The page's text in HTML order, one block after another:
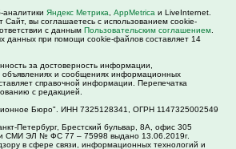
аналитики Яндекс Метрика AppMetrica и LiveInternet.
Сайт, вы соглашаетесь с использованием cookie-
с данным Пользовательским соглашением
данных при помощи cookie-файлов составляет 14
за достоверность информации,
объявлениях и сообщениях информационных
справочной информации. Перепечатка
с редакцией.
Бюро". ИНН 7325128341, ОГРН 1147325002549
Петербург, Брестский бульвар, 8А, офис 305
СМИ ЭЛ № ФС 77 – 75998 выдано 13.06.2019г.
в сфере связи, информационных технологий и